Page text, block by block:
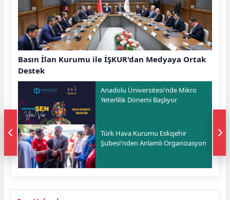
Basın İlan Kurumu ile İŞKUR'dan Medyaya Ortak
Destek
Anadolu Üniversitesi'nde Mikro
Yeterlilik Dönemi Başlıyor
Türk Hava Kurumu Eskişehir
Şubesi'nden Anlamlı Organizasyon